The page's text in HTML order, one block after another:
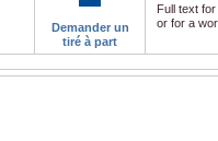
Demander un
tiré à part
Full text for
or for a